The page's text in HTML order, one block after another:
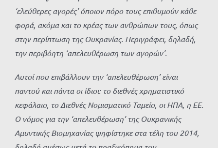
‘ελεύθερες αγορές’ όποιον πόρο τους επιθυμούν κάθε
φορά, ακόμα και το κρέας των ανθρώπων τους, όπως
στην περίπτωση της Ουκρανίας. Περιγράφει, δηλαδή,
την περιβόητη ‘απελευθέρωση των αγορών’.
Αυτοί που επιβάλλουν την ‘απελευθέρωση’ είναι
παντού και πάντα οι ίδιοι: το διεθνές χρηματιστικό
κεφάλαιο, το Διεθνές Νομισματικό Ταμείο, οι ΗΠΑ, η ΕΕ.
Ο νόμος για την ‘απελευθέρωση’ της Ουκρανικής
Αμυντικής Βιομηχανίας ψηφίστηκε στα τέλη του 2014,